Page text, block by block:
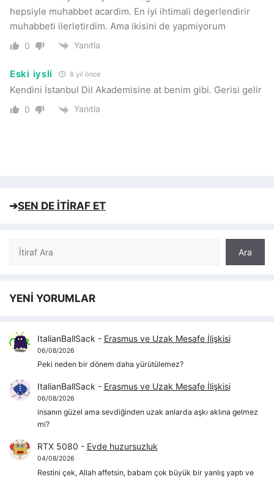
hepsiyle muhabbet acardim. En iyi ihtimali degerlendirir
muhabbeti ilerletirdim. Ama ikisini de yapmiyorum
0 Yanıtla
Eski iysli 8 yıl önce
Kendini İstanbul Dil Akademisine at benim gibi. Gerisi gelir
0 Yanıtla
➔SEN DE İTİRAF ET
Ara
Ara
YENİ YORUMLAR
ItalianBallSack - Erasmus ve Uzak Mesafe İlişkisi
06/08/2026
Peki neden bir dönem daha yürütülemez?
ItalianBallSack - Erasmus ve Uzak Mesafe İlişkisi
06/08/2026
insanın güzel ama sevdiğinden uzak anlarda aşkı aklına gelmez
mi?
RTX 5080 - Evde huzursuzluk
04/08/2026
Restini çek, Allah affetsin, babam çok büyük bir yanlış yaptı ve